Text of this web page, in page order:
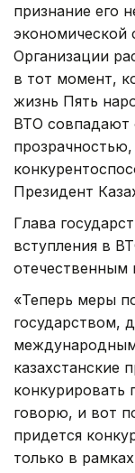
признание его
экономической
Организации
в тот момент,
жизнь Пять
ВТО совпадают
Президент
Глава
вступления в
отечественным
«Теперь меры
государством,
казахстанские
говорю, и вот
придется
только в